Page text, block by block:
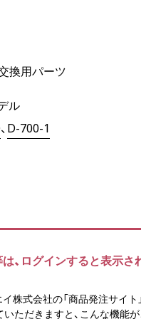
交換用パーツ
ル
、 D-700-1
、ログインすると表示さ
株式会社の「商品発注サイト
いただきますと、こんな機能